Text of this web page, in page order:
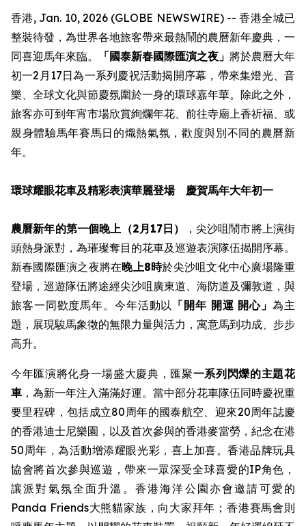
香港, Jan. 10, 2026 (GLOBE NEWSWIRE) -- 香港全城已
整裝待發，為世界各地旅客帶來最熱鬧的農曆新年慶典，一
同喜迎馬年來臨。
「國泰新春國際匯演之夜」 將於農曆大年
初一2月17日為一系列慶祝活動揭開序幕，帶來集燈光、音
樂、全球文化與節慶氛圍於一身的環球嘉年華。除此之外，
旅客亦可到年宵市場欣賞絢爛年花、前往寺廟上香祈福、或
親身體驗馬年賽馬日的熾熱氣氛，歡度與別不同的農曆新
年。
環球耀眼花車及精彩表演華麗登場 慶賀馬年大年初一
農曆新年的第一個晚上（2月17日）
，尖沙咀鬧市將上演街
頭熱身派對，為璀璨奪目的花車及巡遊表演隊伍揭開序幕。
新春國際匯演之夜將在晚上8時於尖沙咀文化中心廣場隆重
登場，巡遊隊伍將途經尖沙咀廣東道、海防道及彌敦道，與
旅客一同歡度馬年。今年活動以 「開年 開運 開心」為主
題，展現駿馬象徵的無限力量與活力，寓意馬到功成、步步
高升。
今年匯演將化身一場盛大慶典，匯聚一系列閃爍的主題花
車 ，為新一年注入滿滿好運。當中部分花車隊伍同時慶祝重
要里程碑，包括成立80周年的國泰航空、迎來20周年誌慶
的香港迪士尼樂園，以及首次參與的香港麥當勞，紀念在港
50周年，為活動增添耀眼光彩，喜上加喜。香港品牌玩具
協會將首次參與巡遊，帶來一眾深受全球喜愛的IP角色，
讓派對氣氛全面升溫。香港海洋公園亦會邀請可愛的
Panda Friends大熊貓家族，向大家拜年；香港賽馬會則